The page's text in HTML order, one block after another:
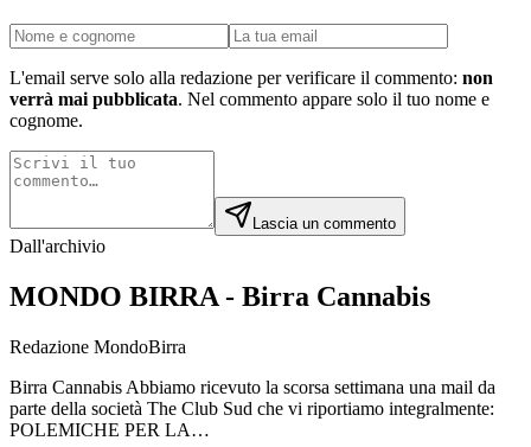
L'email serve solo alla redazione per verificare il commento: non
verrà mai pubblicata. Nel commento appare solo il tuo nome e
cognome.
Lascia un commento
Dall'archivio
MONDO BIRRA - Birra Cannabis
Redazione MondoBirra
Birra Cannabis Abbiamo ricevuto la scorsa settimana una mail da
parte della società The Club Sud che vi riportiamo integralmente:
POLEMICHE PER LA…